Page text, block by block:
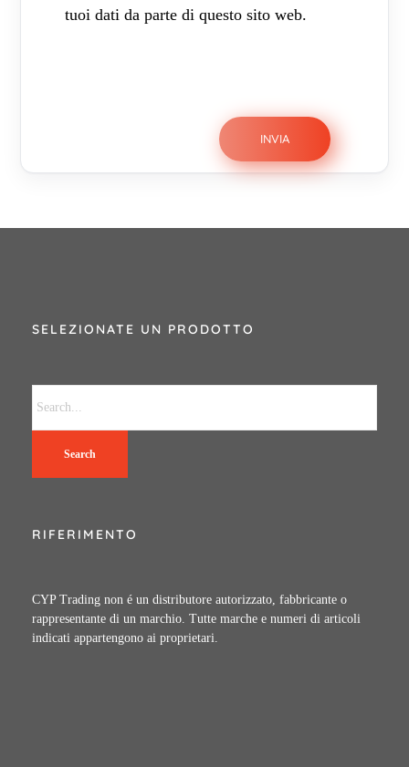
tuoi dati da parte di questo sito web.
SELEZIONATE UN PRODOTTO
Search
RIFERIMENTO
CYP Trading non é un distributore autorizzato, fabbricante o
rappresentante di un marchio. Tutte marche e numeri di articoli
indicati appartengono ai proprietari.